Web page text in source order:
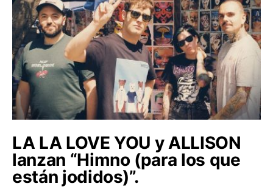
LA LA LOVE YOU y ALLISON
lanzan “Himno (para los que
están jodidos)”.